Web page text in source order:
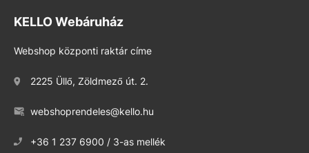
KELLO Webáruház
Webshop központi raktár címe
2225 Üllő, Zöldmező út. 2.
webshoprendeles@kello.hu
+36 1 237 6900 / 3-as mellék